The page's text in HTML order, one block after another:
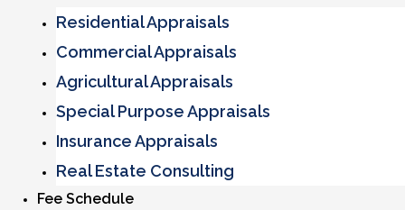
Residential Appraisals
Commercial Appraisals
Agricultural Appraisals
Special Purpose Appraisals
Insurance Appraisals
Real Estate Consulting
Fee Schedule